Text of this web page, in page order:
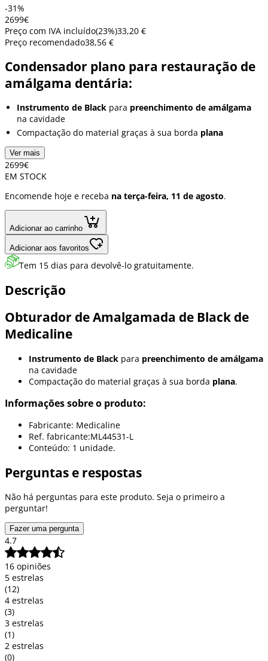
-31%
2699€
Preço com IVA incluído(23%)33,20 €
Preço recomendado38,56 €
Condensador plano para restauração de
amálgama dentária:
Instrumento de Black para preenchimento de amálgama
na cavidade
Compactação do material graças à sua borda plana
Ver mais
2699€
EM STOCK
Encomende hoje e receba na terça-feira, 11 de agosto.
Adicionar ao carrinho
Adicionar aos favoritos
Tem 15 dias para devolvê-lo gratuitamente.
Descrição
Obturador de Amalgamada de Black de
Medicaline
Instrumento de Black para preenchimento de amálgama
na cavidade
Compactação do material graças à sua borda plana.
Informações sobre o produto:
Fabricante: Medicaline
Ref. fabricante:ML44531-L
Conteúdo: 1 unidade.
Perguntas e respostas
Não há perguntas para este produto. Seja o primeiro a
perguntar!
Fazer uma pergunta
4.7
16 opiniões
5 estrelas
(12)
4 estrelas
(3)
3 estrelas
(1)
2 estrelas
(0)